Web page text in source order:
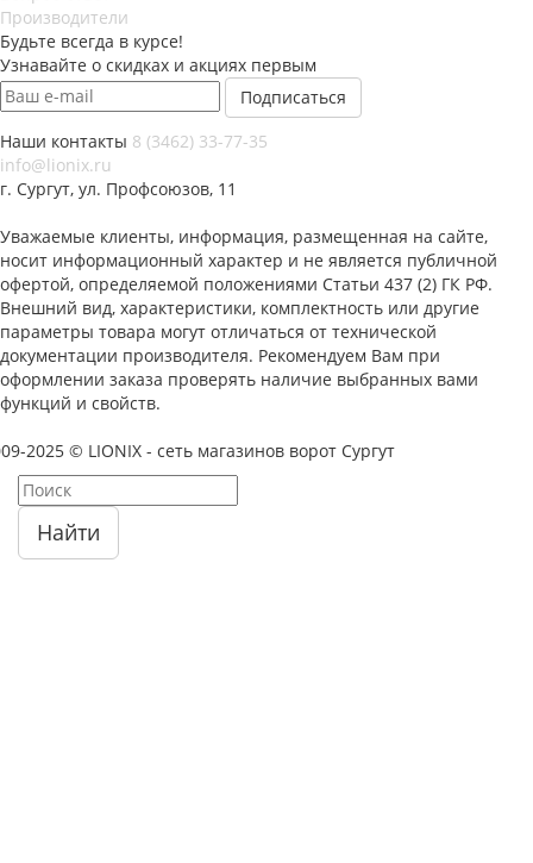
Производители
Будьте всегда в курсе!
Узнавайте о скидках и акциях первым
Наши контакты 8 (3462) 33-77-35
info@lionix.ru
г. Сургут, ул. Профсоюзов, 11
Уважаемые клиенты, информация, размещенная на сайте,
носит информационный характер и не является публичной
офертой, определяемой положениями Статьи 437 (2) ГК РФ.
Внешний вид, характеристики, комплектность или другие
параметры товара могут отличаться от технической
документации производителя. Рекомендуем Вам при
оформлении заказа проверять наличие выбранных вами
функций и свойств.
2025 © LIONIX - сеть магазинов ворот Сургут
Найти